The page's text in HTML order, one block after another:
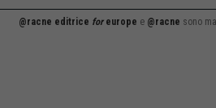
@racne editrice foreurope e @racne sono